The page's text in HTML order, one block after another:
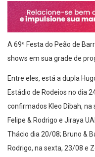
A 69ª Festa do Peão de
shows em sua grade de
Entre eles, está a dupla
Estádio de Rodeios no dia
confirmados Kleo Dibah,
Felipe & Rodrigo e Jiraya
Thácio dia 20/08; Bruno &
Rodrigo, na sexta, 23/08 e